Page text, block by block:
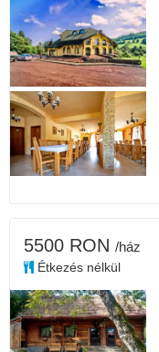
5500 RON /ház
Étkezés nélkül